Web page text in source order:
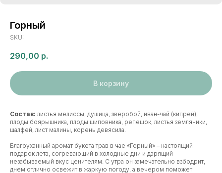
Горный
SKU:
290,00 р.
В корзину
Состав:листья мелиссы, душица, зверобой, иван-чай (кипрей),
плоды боярышника, плоды шиповника, репешок, листья земляники,
шалфей, лист малины, корень девясила.
Благоуханный аромат букета трав в чае «Горный» – настоящий
подарок лета, согревающий в холодные дни и дарящий
незабываемый вкус ценителям. С утра он замечательно взбодрит,
днем отлично освежит в жаркую погоду, а вечером поможет